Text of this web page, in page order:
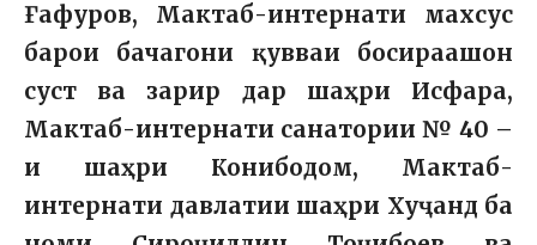
Ғафуров, Мактаб-интернати махсус
барои бачагони қувваи босираашон
суст ва зарир дар шаҳри Исфара,
Мактаб-интернати санатории № 40 –
и шаҳри Конибодом, Мактаб-
интернати давлатии шаҳри Хуҷанд ба